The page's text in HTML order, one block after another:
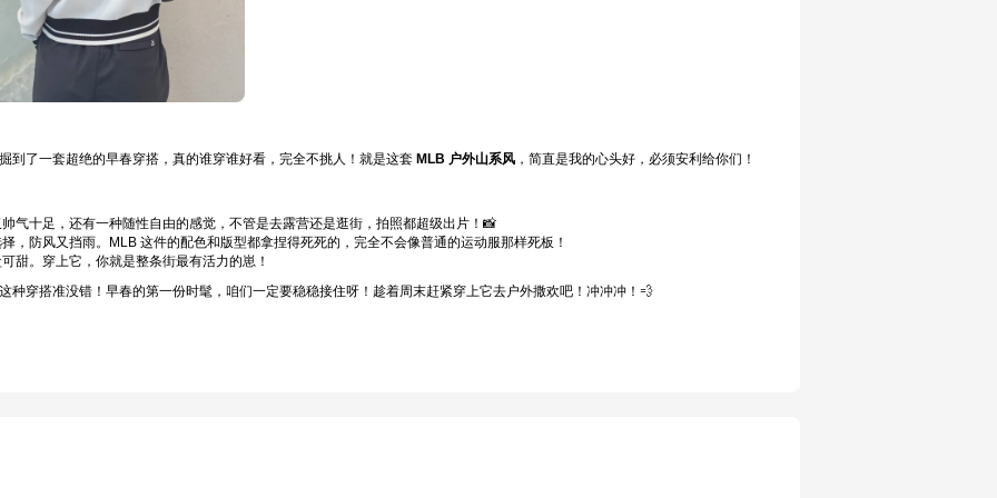
到了一套超绝的早春穿搭，真的谁穿谁好看，完全不挑人！就是这套 MLB 户外山系风 ，简直是我的心头好，必须安利给你们！
气十足，还有一种随性自由的感觉，不管是去露营还是逛街，拍照都超级出片！📸
，防风又挡雨。MLB 这件的配色和版型都拿捏得死死的，完全不会像普通的运动服那样死板！
甜。穿上它，你就是整条街最有活力的崽！
种穿搭准没错！早春的第一份时髦，咱们一定要稳稳接住呀！趁着周末赶紧穿上它去户外撒欢吧！冲冲冲！💨